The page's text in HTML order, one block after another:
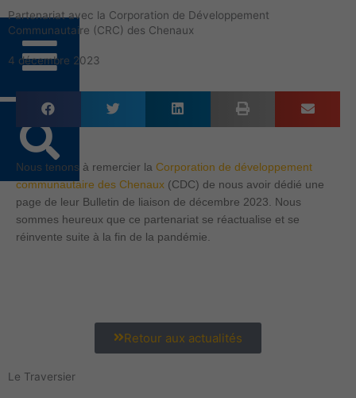
au
contenu
Partenariat avec la Corporation de Développement
Communautaire (CRC) des Chenaux
4 décembre 2023
Nous tenons à remercier la Corporation de développement
communautaire des Chenaux (CDC) de nous avoir dédié une
page de leur Bulletin de liaison de décembre 2023. Nous
sommes heureux que ce partenariat se réactualise et se
réinvente suite à la fin de la pandémie.
Retour aux actualités
Le Traversier